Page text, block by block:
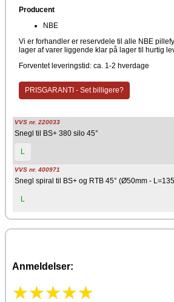
Producent
NBE
Vi er forhandler er reservdele til alle NBE
lager af varer liggende klar på lager til hurtig
Forventet leveringstid: ca. 1-2 hverdage
PRISGARANTI - Set billigere?
VVS nr. 220033
Snegl til BS+ 380 silo 45°
L
VVS nr. 400971
Snegl spiral til BS+ og RTB 45° (Ø50mm -
L
Anmeldelser: